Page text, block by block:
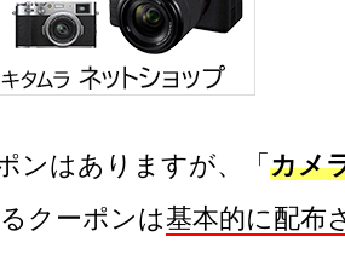
ンはありますが、「 カメ
クーポンは基本的に配布